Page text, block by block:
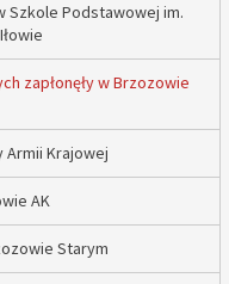
Szkole Podstawowej im.
zapłonęły w Brzozowie
Armii Krajowej
AK
Starym